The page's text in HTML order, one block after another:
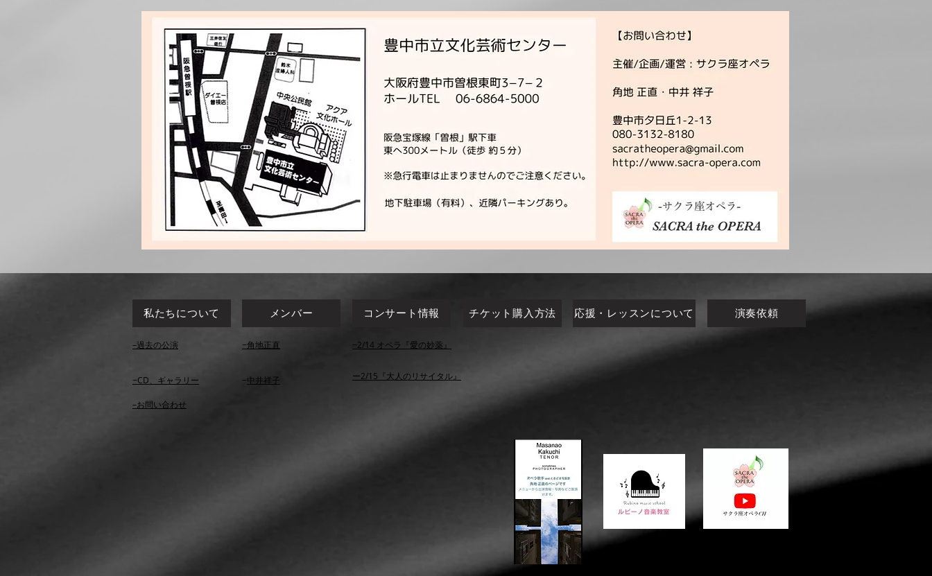
私たちについて
–過去の公演
​−CD、ギャラリー
メンバー
​−角地正直
​−中井祥子
コンサート情報 チケット購入方法 応援・レッスンについて 演奏依頼
​−2/14 オペラ『愛の妙薬』
​ー2/15『大人のリサイタル』
​–お問い合わせ